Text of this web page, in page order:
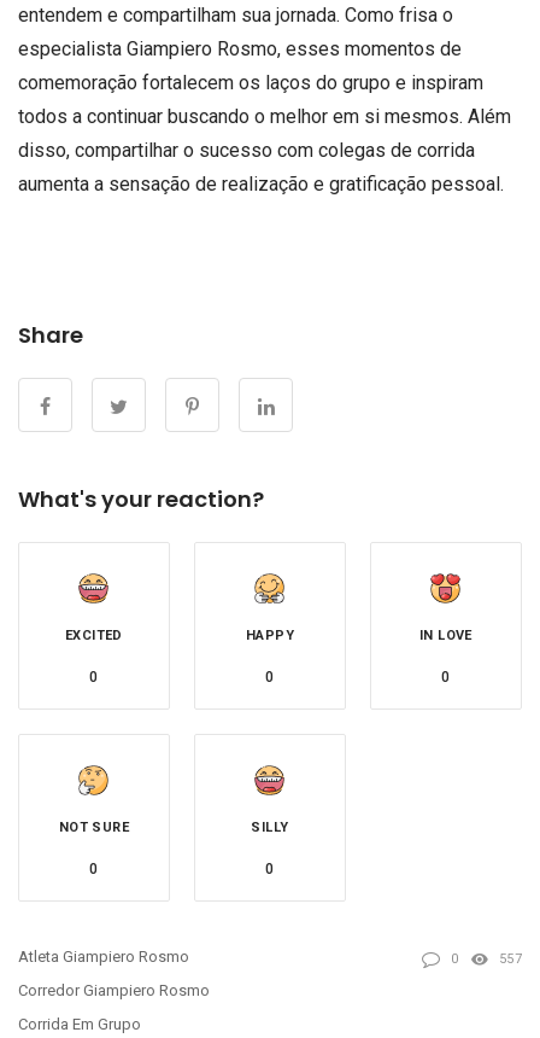
entendem e compartilham sua jornada. Como frisa o
especialista Giampiero Rosmo, esses momentos de
comemoração fortalecem os laços do grupo e inspiram
todos a continuar buscando o melhor em si mesmos. Além
disso, compartilhar o sucesso com colegas de corrida
aumenta a sensação de realização e gratificação pessoal.
Share
What's your reaction?
EXCITED
0
HAPPY
0
IN LOVE
0
NOT SURE
0
SILLY
0
Atleta Giampiero Rosmo
Corredor Giampiero Rosmo
Corrida Em Grupo
0 557